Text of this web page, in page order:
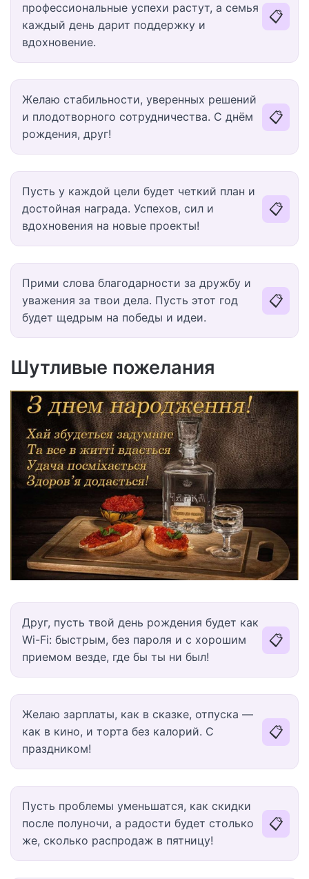
профессиональные успехи растут, а семья
каждый день дарит поддержку и
вдохновение.
📋
Желаю стабильности, уверенных решений
и плодотворного сотрудничества. С днём
рождения, друг!
📋
Пусть у каждой цели будет четкий план и
достойная награда. Успехов, сил и
вдохновения на новые проекты!
📋
Прими слова благодарности за дружбу и
уважения за твои дела. Пусть этот год
будет щедрым на победы и идеи.
📋
Шутливые пожелания
Друг, пусть твой день рождения будет как
Wi-Fi: быстрым, без пароля и с хорошим
приемом везде, где бы ты ни был!
📋
Желаю зарплаты, как в сказке, отпуска —
как в кино, и торта без калорий. С
праздником!
📋
Пусть проблемы уменьшатся, как скидки
после полуночи, а радости будет столько
же, сколько распродаж в пятницу!
📋